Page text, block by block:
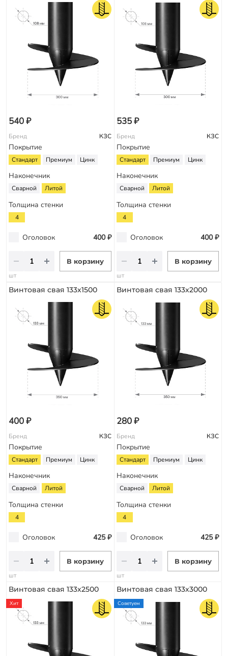
540 ₽
Бренд КЗС
Покрытие
Стандарт Премиум Цинк
Наконечник
Сварной Литой
Толщина стенки
4
Оголовок 400 ₽
В корзину
шт
535 ₽
Бренд КЗС
Покрытие
Стандарт Премиум Цинк
Наконечник
Сварной Литой
Толщина стенки
4
Оголовок 400 ₽
В корзину
шт
Винтовая свая 133х1500
400 ₽
Бренд КЗС
Покрытие
Стандарт Премиум Цинк
Наконечник
Сварной Литой
Толщина стенки
4
Оголовок 425 ₽
В корзину
шт
Винтовая свая 133х2000
280 ₽
Бренд КЗС
Покрытие
Стандарт Премиум Цинк
Наконечник
Сварной Литой
Толщина стенки
4
Оголовок 425 ₽
В корзину
шт
Винтовая свая 133х2500
Хит
Винтовая свая 133х3000
Советуем